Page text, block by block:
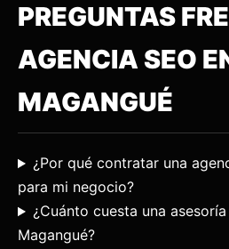
PREGUNTAS
AGENCIA SEO
MAGANGUÉ
¿Por qué contratar una
para mi negocio?
¿Cuánto cuesta una
Magangué?